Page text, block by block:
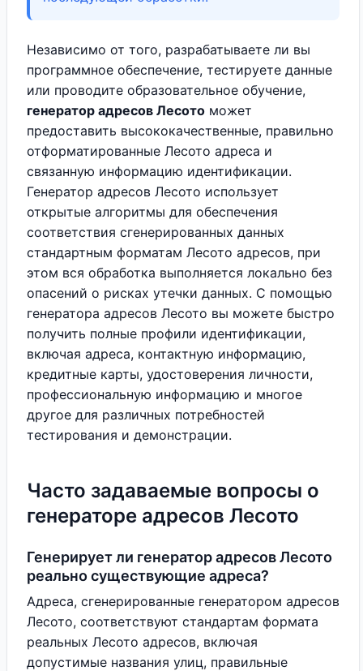
Независимо от того, разрабатываете ли вы
программное обеспечение, тестируете данные
или проводите образовательное обучение,
генератор адресов Лесото может
предоставить высококачественные, правильно
отформатированные Лесото адреса и
связанную информацию идентификации.
Генератор адресов Лесото использует
открытые алгоритмы для обеспечения
соответствия сгенерированных данных
стандартным форматам Лесото адресов, при
этом вся обработка выполняется локально без
опасений о рисках утечки данных. С помощью
генератора адресов Лесото вы можете быстро
получить полные профили идентификации,
включая адреса, контактную информацию,
кредитные карты, удостоверения личности,
профессиональную информацию и многое
другое для различных потребностей
тестирования и демонстрации.
Часто задаваемые вопросы о
генераторе адресов Лесото
Генерирует ли генератор адресов Лесото
реально существующие адреса?
Адреса, сгенерированные генератором адресов
Лесото, соответствуют стандартам формата
реальных Лесото адресов, включая
допустимые названия улиц, правильные